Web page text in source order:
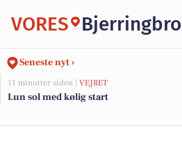
VORES Bjerringbro
Seneste nyt ›
11 minutter siden | VEJRET
Lun sol med kølig start